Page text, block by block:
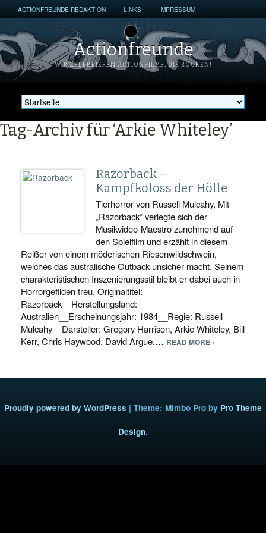
ACTIONFREUNDE REDAKTION LINKS IMPRESSUM
Actionfreunde
WIR ZELEBRIEREN ACTIONFILME, DIE ROCKEN!
Tag-Archiv für ‘Arkie Whiteley’
Razorback –
Kampfkoloss der Hölle
Tierhorror von Russell Mulcahy. Mit
„Razorback“ verlegte sich der
Musikvideo-Maestro zunehmend auf
den Spielfilm und erzählt in diesem
Reißer von einem möderischen Riesenwildschwein,
welches das australische Outback unsicher macht. Seinem
charakteristischen Inszenierungsstil bleibt er dabei auch in
Horrorgefilden treu. Originaltitel:
Razorback__Herstellungsland:
Australien__Erscheinungsjahr: 1984__Regie: Russell
Mulcahy__Darsteller: Gregory Harrison, Arkie Whiteley, Bill
Kerr, Chris Haywood, David Argue,… READ MORE ›
Proudly powered by WordPress | Theme: Mimbo Pro by Pro Theme
Design.